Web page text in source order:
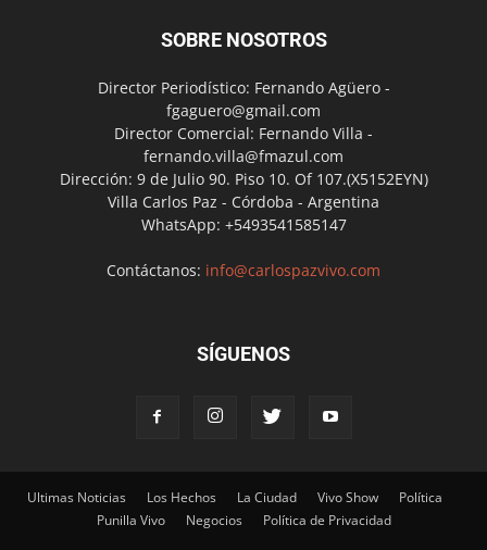
SOBRE NOSOTROS
Director Periodístico: Fernando Agüero -
fgaguero@gmail.com
Director Comercial: Fernando Villa -
fernando.villa@fmazul.com
Dirección: 9 de Julio 90. Piso 10. Of 107.(X5152EYN)
Villa Carlos Paz - Córdoba - Argentina
WhatsApp: +5493541585147
Contáctanos: info@carlospazvivo.com
SÍGUENOS
Ultimas Noticias Los Hechos La Ciudad Vivo Show
Política
Punilla Vivo
Negocios Política de Privacidad